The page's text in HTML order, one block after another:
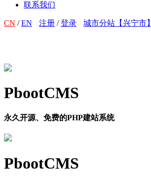
联系我们
CN /EN 注册 /登录 城市分站【兴宁市】
PbootCMS
永久开源、免费的PHP建站系统
PbootCMS